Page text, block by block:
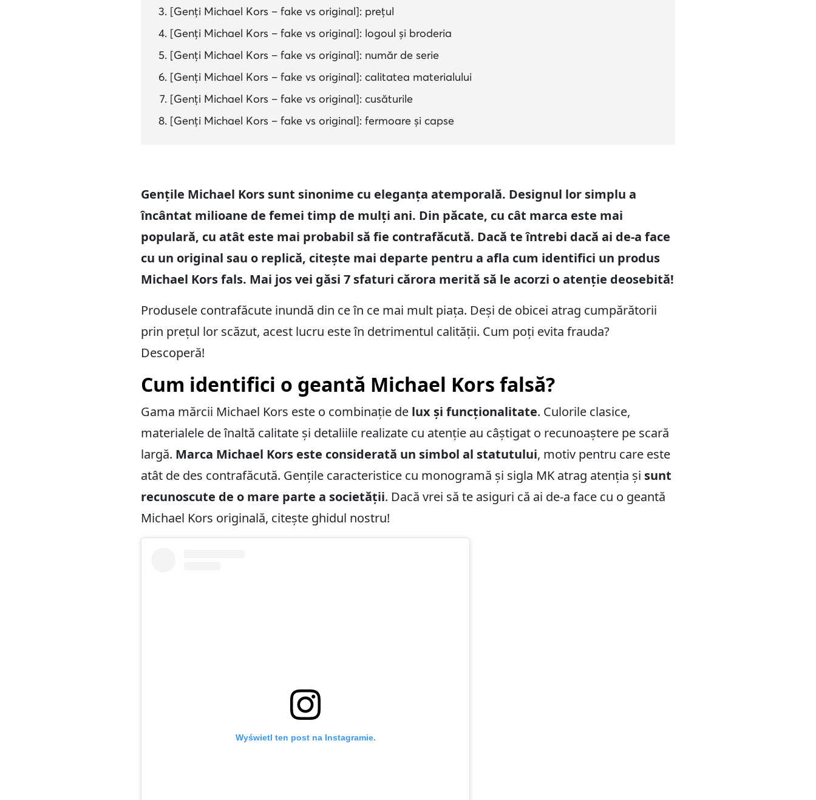
[Genți Michael Kors – fake vs original]: prețul
[Genți Michael Kors – fake vs original]: logoul și broderia
[Genți Michael Kors – fake vs original]: număr de serie
[Genți Michael Kors – fake vs original]: calitatea materialului
[Genți Michael Kors – fake vs original]: cusăturile
[Genți Michael Kors – fake vs original]: fermoare și capse
Gențile Michael Kors sunt sinonime cu eleganța atemporală. Designul lor simplu a
încântat milioane de femei timp de mulți ani. Din păcate, cu cât marca este mai
populară, cu atât este mai probabil să fie contrafăcută. Dacă te întrebi dacă ai de-a face
cu un original sau o replică, citește mai departe pentru a afla cum identifici un produs
Michael Kors fals. Mai jos vei găsi 7 sfaturi cărora merită să le acorzi o atenție deosebită!
Produsele contrafăcute inundă din ce în ce mai mult piața. Deși de obicei atrag cumpărătorii
prin prețul lor scăzut, acest lucru este în detrimentul calității. Cum poți evita frauda?
Descoperă!
Cum identifici o geantă Michael Kors falsă?
Gama mărcii Michael Kors este o combinație de lux și funcționalitate. Culorile clasice,
materialele de înaltă calitate și detaliile realizate cu atenție au câștigat o recunoaștere pe scară
largă. Marca Michael Kors este considerată un simbol al statutului, motiv pentru care este
atât de des contrafăcută. Gențile caracteristice cu monogramă și sigla MK atrag atenția și sunt
recunoscute de o mare parte a societății. Dacă vrei să te asiguri că ai de-a face cu o geantă
Michael Kors originală, citește ghidul nostru!
Wyświetl ten post na Instagramie.